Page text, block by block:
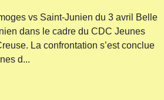
vs Saint‑Junien du 3 avril Belle
dans le cadre du CDC Jeunes
La confrontation s’est conclue
d...